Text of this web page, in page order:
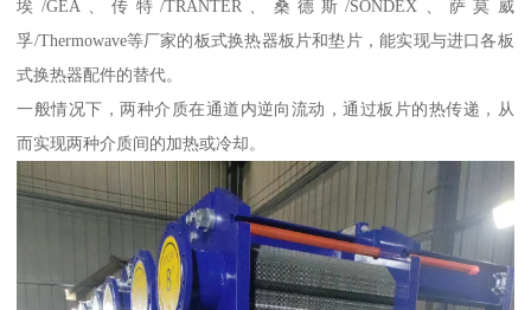
埃/GEA、传特/TRANTER、桑德斯/SONDEX、萨莫威
孚/Thermowave等厂家的板式换热器板片和垫片，能实现与进口各板
式换热器配件的替代。
一般情况下，两种介质在通道内逆向流动，通过板片的热传递，从
而实现两种介质间的加热或冷却。